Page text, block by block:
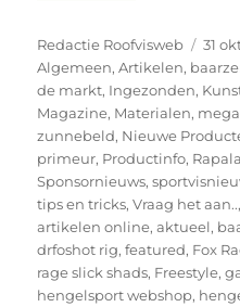
Auteur
Redactie Roofvisweb
op
31
Algemeen,Artikelen,
de markt, Ingezonden,
Magazine, Materialen,
zunnebeld, Nieuwe
primeur, Productinfo, Rapala
Sponsornieuws,
tips en tricks,Vraag het aan..
artikelen online,aktueel,
drfoshot rig,featured, Fox
rage slick shads, Freestyle,
hengelsport webshop,